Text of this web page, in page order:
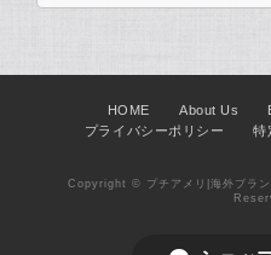
HOME About Us
プライバシーポリシー
特
Copyright © プチアメリ|海外ブラ